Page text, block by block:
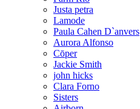
Justa petra
Lamode
Paula Cahen D`anvers
Aurora Alfonso
Cōper
Jackie Smith
john hicks
Clara Forno
Sisters